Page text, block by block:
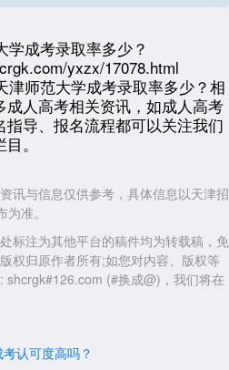
报考指南
专业涵盖法学、行政管理、工商管
、数学与应用数学、计算机科学与技
目为政治、英语加专业基础课，总分
基础。报名时间预计在8月下旬至9月中
上报名，专升本考生需上传学信网学历
供有效期内居住证。
大学成人高考的报考，建议尽早明
天津师范大学成人高考报名入口】完成
避免因名额紧张错失机会。
"原则，总分相同时按专业基础课、
571.5分为学前教育专业的保底目标，
线。备考周期建议不少于6个月，基础
阶段刷历年真题，冲刺阶段每周模拟两
学成考录取率多少？
yxzx/17078.html
津师范大学成考录取率多少？相
人高考相关资讯，如成人高考
导、报名流程都可以关注我们
目。
讯与信息仅供参考，具体信息以天津招
准。
标注为其他平台的稿件均为转载稿，免
权归原作者所有;如您对内容、版权等
shcrgk#126.com (#换成@)，我们将在
认可度高吗？